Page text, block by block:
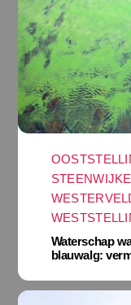
Waterschap
blauwalg: